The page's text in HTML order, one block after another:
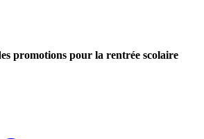
promotions pour la rentrée scolaire